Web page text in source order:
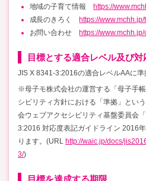
地域の子育て情報 https://
成長のきろく https://
お問い合わせ https://
目標とする適合レベル及び対
JIS X 8341-3:2016の適合レベルAAに準
※母子モ株式会社の運営する「母子手
シビリティ方針における「準拠」とい
会ウェブアクセシビリティ基盤委員会
3:2016 対応度表記ガイドライン 2016
ります。(URL http://waic.jp/docs/
3/)
目標を達成する期限